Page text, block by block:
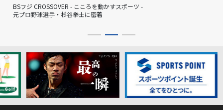
BSフジ CROSSOVER - こころを動かすスポーツ -
元プロ野球選手・杉谷拳士に密着